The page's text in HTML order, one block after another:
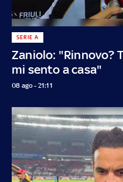
Zaniolo: "Rinnovo?
mi sento a casa"
SERIE A
08 ago - 21:11